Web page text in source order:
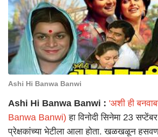
Ashi Hi Banwa Banwi
Ashi Hi Banwa Banwi : 'अशी ही
Banwa Banwi) हा विनोदी सिनेमा 23
प्रेक्षकांच्या भेटीला आला होता. खळखळून